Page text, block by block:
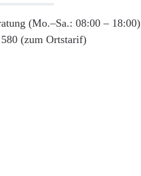
(Mo.–Sa.: 08:00 –
(zum Ortstarif)